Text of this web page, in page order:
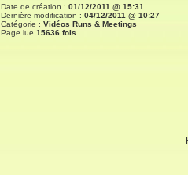
Date de création : 01/12/2011 @ 15:31
Dernière modification : 04/12/2011 @ 10:27
Catégorie : Vidéos Runs & Meetings
Page lue 15636 fois